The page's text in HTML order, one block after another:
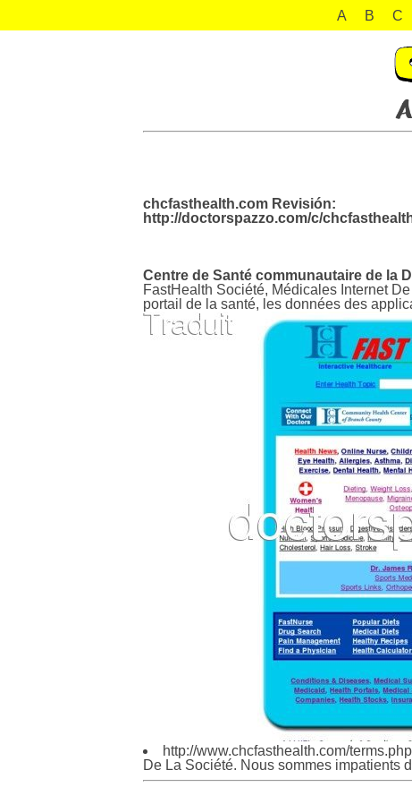
A B C
chcfasthealth.com Revisión:
http://doctorspazzo.com/c/
Centre de Santé communautaire de la
FastHealth Société, Médicales Internet
portail de la santé, les données des
http://www.chcfasthealth.com/terms.php
De La Société. Nous sommes impatients